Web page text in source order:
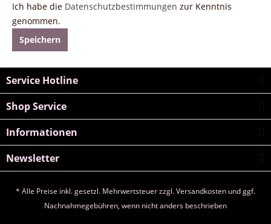
Ich habe die Datenschutzbestimmungen zur Kenntnis
genommen.
Speichern
Service Hotline
Shop Service
Informationen
Newsletter
* Alle Preise inkl. gesetzl. Mehrwertsteuer zzgl.Versandkosten und ggf.
Nachnahmegebühren, wenn nicht anders beschrieben